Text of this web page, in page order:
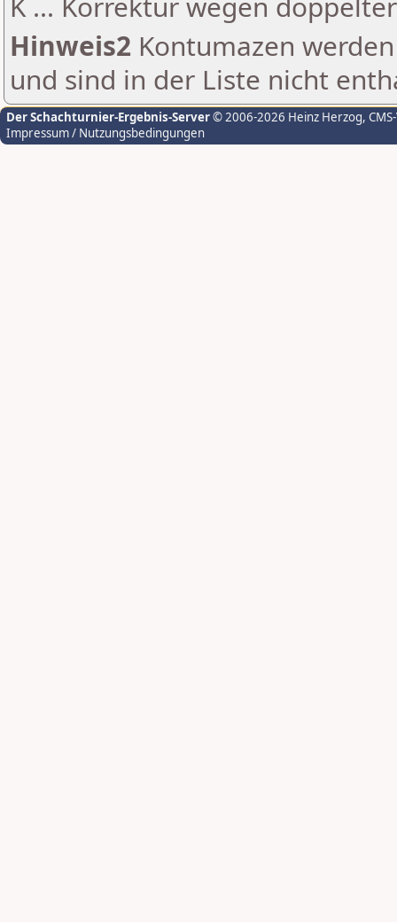
Hinweis2 Kontumazen
und sind in der Liste nicht
Der Schachturnier-Ergebnis-Server© 2006-2026 Heinz Herzog,
Impressum / Nutzungsbedingungen